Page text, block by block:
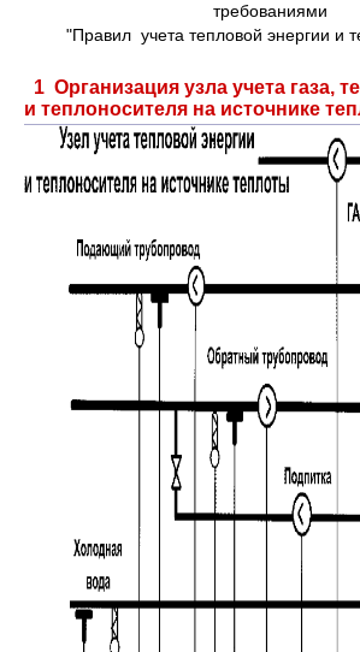
требованиями
"Правил учета тепловой энергии и
1 Организация узла учета газа,
и теплоносителя на источнике